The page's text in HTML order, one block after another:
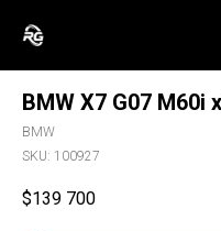
BMW X7 G07 M60i
BMW
SKU: 100927
$139 700